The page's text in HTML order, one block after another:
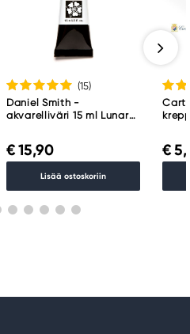
(15)
Daniel Smith -
akvarelliväri 15 ml Lunar
€ 15,90
Lisää ostoskoriin
250
€